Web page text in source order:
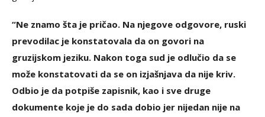
“Ne znamo šta je pričao. Na njegove odgovore, ruski
prevodilac je konstatovala da on govori na
gruzijskom jeziku. Nakon toga sud je odlučio da se
može konstatovati da se on izjašnjava da nije kriv.
Odbio je da potpiše zapisnik, kao i sve druge
dokumente koje je do sada dobio jer nijedan nije na